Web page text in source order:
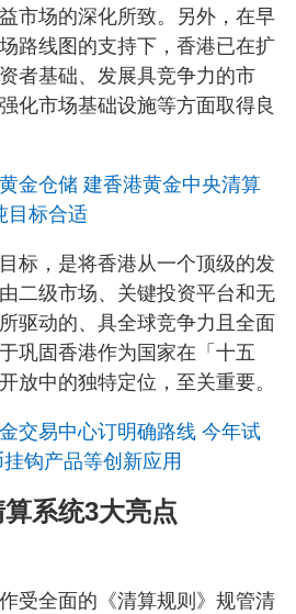
市场的深化所致。另外，在早
路线图的支持下，香港已在扩
者基础、发展具竞争力的市
化市场基础设施等方面取得良
金仓储 建香港黄金中央清算
目标合适
标，是将香港从一个顶级的发
二级市场、关键投资平台和无
驱动的、具全球竞争力且全面
巩固香港作为国家在「十五
放中的独特定位，至关重要。
交易中心订明确路线 今年试
钩产品等创新应用
系统3大亮点
受全面的《清算规则》规管清